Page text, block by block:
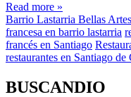
Read more »
Barrio Lastarria Bellas Artes
francesa en barrio lastarria
francés en Santiago
restaurantes en Santiago de
BUSCANDIO